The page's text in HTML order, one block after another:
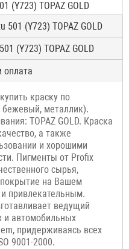
(Y723) TOPAZ GOLD
501 (Y723) TOPAZ GOLD
(Y723) TOPAZ GOLD
оплата
краску по
бежевый, металлик).
TOPAZ GOLD. Краска
а также
и хорошими
Пигменты от Profix
сырья,
на Вашем
привлекательным.
ведущий
и автомобильных
придерживаясь всех
9001-2000.